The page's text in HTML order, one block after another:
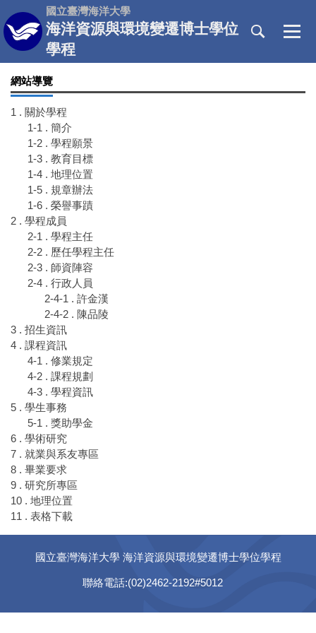
跳
到
主
容
國立臺灣海洋大學
海洋資源與環境變遷博士學位
學程
網站導覽
1 . 關於學程
1-1 . 簡介
1-2 . 學程願景
1-3 . 教育目標
1-4 . 地理位置
1-5 . 規章辦法
1-6 . 榮譽事蹟
2 . 學程成員
2-1 . 學程主任
2-2 . 歷任學程主任
2-3 . 師資陣容
2-4 . 行政人員
2-4-1 . 許金漢
2-4-2 . 陳品陵
3 . 招生資訊
4 . 課程資訊
4-1 . 修業規定
4-2 . 課程規劃
4-3 . 學程資訊
5 . 學生事務
5-1 . 獎助學金
6 . 學術研究
7 . 就業與系友專區
8 . 畢業要求
9 . 研究所專區
10 . 地理位置
11 . 表格下載
國立臺灣海洋大學 海洋資源與環境變遷博士學位學程
聯絡電話:(02)2462-2192#5012